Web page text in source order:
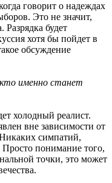
говорит о надеждах
Это не значит,
Разрядка будет
хотя бы пойдет в
обсуждение
кто именно станет
холодный реалист.
вне зависимости от
симпатий,
понимание того,
точки, это может